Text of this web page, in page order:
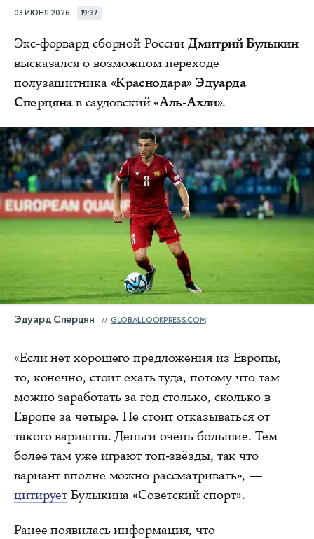
03 ИЮНЯ 2026 19:37
Экс-форвард сборной РоссииДмитрий Булыкин
высказался о возможном переходе
полузащитника «Краснодара» Эдуарда
Сперцянав саудовский«Аль-Ахли».
Эдуард Сперцян GLOBALLOOKPRESS.COM
«Если нет хорошего предложения из Европы,
то, конечно, стоит ехать туда, потому что там
можно заработать за год столько, сколько в
Европе за четыре. Не стоит отказываться от
такого варианта. Деньги очень большие. Тем
более там уже играют топ-звёзды, так что
вариант вполне можно рассматривать», —
цитирует Булыкина «Советский спорт».
Ранее появилась информация, что